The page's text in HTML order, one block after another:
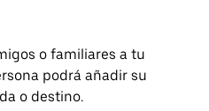
o familiares a tu
podrá añadir su
o destino.